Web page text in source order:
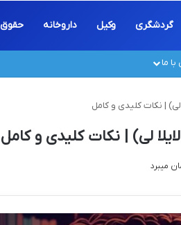
گردشگری وکیل داروخانه حقوق
ما
| نکات کلیدی و کامل
لی) | نکات کلیدی و کامل